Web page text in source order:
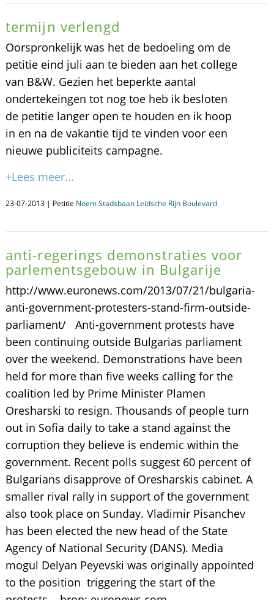
termijn verlengd
Oorspronkelijk was het de bedoeling om de
petitie eind juli aan te bieden aan het college
van B&W. Gezien het beperkte aantal
ondertekeingen tot nog toe heb ik besloten
de petitie langer open te houden en ik hoop
in en na de vakantie tijd te vinden voor een
nieuwe publiciteits campagne.
+Lees meer...
23-07-2013 | Petitie Noem Stadsbaan Leidsche Rijn Boulevard
anti-regerings demonstraties voor
parlementsgebouw in Bulgarije
http://www.euronews.com/2013/07/21/bulgaria-
anti-government-protesters-stand-firm-outside-
parliament/ Anti-government protests have
been continuing outside Bulgarias parliament
over the weekend. Demonstrations have been
held for more than five weeks calling for the
coalition led by Prime Minister Plamen
Oresharski to resign. Thousands of people turn
out in Sofia daily to take a stand against the
corruption they believe is endemic within the
government. Recent polls suggest 60 percent of
Bulgarians disapprove of Oresharskis cabinet. A
smaller rival rally in support of the government
also took place on Sunday. Vladimir Pisanchev
has been elected the new head of the State
Agency of National Security (DANS). Media
mogul Delyan Peyevski was originally appointed
to the position  triggering the start of the